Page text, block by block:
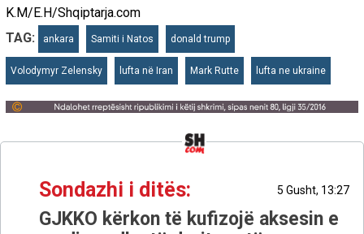
K.M/E.H/Shqiptarja.com
TAG:
ankara Samiti i Natos donald trump
Volodymyr Zelensky lufta në Iran Mark Rutte lufta ne ukraine
Sondazhi i ditës: 5 Gusht, 13:27
GJKKO kërkon të kufizojë aksesin e